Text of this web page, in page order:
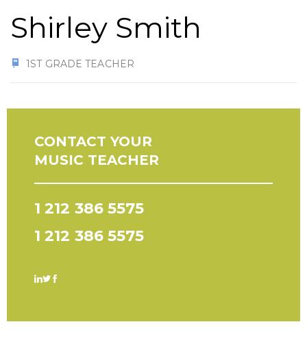
Shirley Smith
1ST GRADE TEACHER
CONTACT YOUR
MUSIC TEACHER
1 212 386 5575
1 212 386 5575